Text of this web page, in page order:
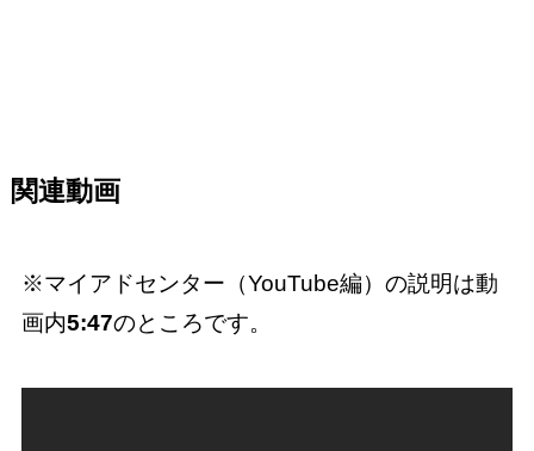
関連動画
※マイアドセンター（YouTube編）の説明は動
画内5:47のところです。